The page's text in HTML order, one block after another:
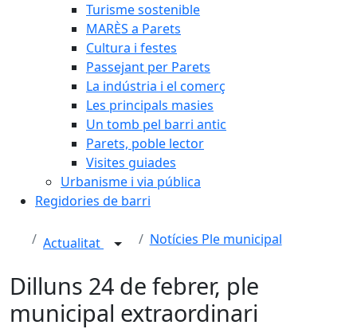
Turisme sostenible
MARÈS a Parets
Cultura i festes
Passejant per Parets
La indústria i el comerç
Les principals masies
Un tomb pel barri antic
Parets, poble lector
Visites guiades
Urbanisme i via pública
Regidories de barri
Actualitat Notícies Ple municipal
Dilluns 24 de febrer, ple
municipal extraordinari